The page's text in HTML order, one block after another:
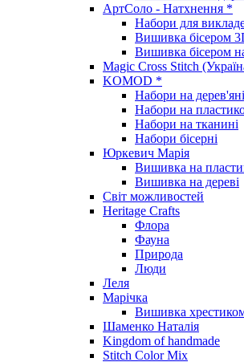
АртСоло - Натхнення *
Набори для
Вишивка бісером
Вишивка бісером
Magic Cross Stitch
KOMOD *
Набори на
Набори на
Набори на тканині
Набори бісерні
Юркевич Марія
Вишивка на
Вишивка на дереві
Світ можливостей
Heritage Crafts
Флора
Фауна
Природа
Люди
Леля
Марічка
Вишивка
Шаменко Наталія
Kingdom of handmade
Stitch Color Mix